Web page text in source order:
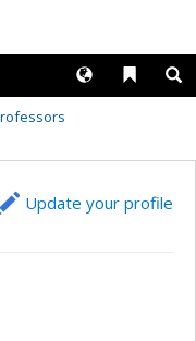
Liens
Langues
Update your profile